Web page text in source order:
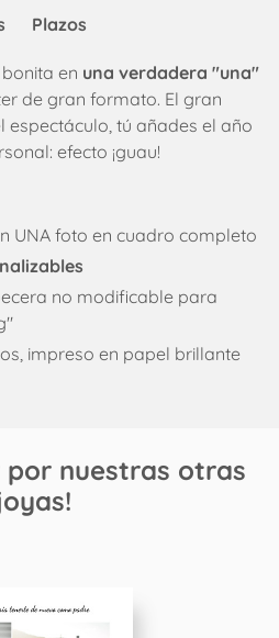
Plazos
en una verdadera "una"
de gran formato. El gran
tú añades el año
efecto ¡guau!
UNA foto en cuadro completo
no modificable para
impreso en papel brillante
por nuestras otras